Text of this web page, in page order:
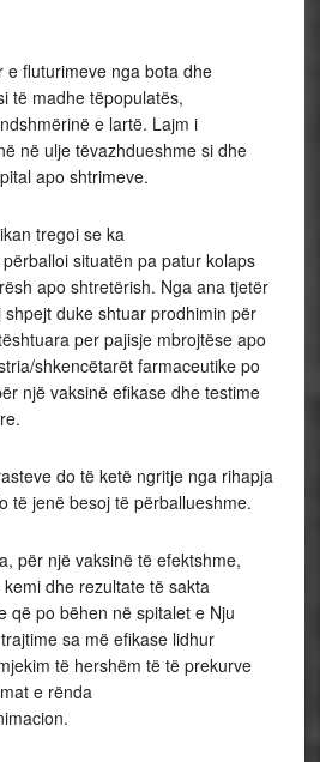
e fluturimeve nga bota dhe
të madhe tëpopulatës,
e lartë. Lajm i
në ulje tëvazhdueshme si dhe
apo shtrimeve.
tregoi se ka
situatën pa patur kolaps
apo shtretërish. Nga ana tjetër
duke shtuar prodhimin për
per pajisje mbrojtëse apo
shkencëtarët farmaceutike po
një vaksinë efikase dhe testime
do të ketë ngritje nga rihapja
të jenë besoj të përballueshme.
për një vaksinë të efektshme,
dhe rezultate të sakta
që po bëhen në spitalet e Nju
sa më efikase lidhur
të hershëm të të prekurve
e rënda